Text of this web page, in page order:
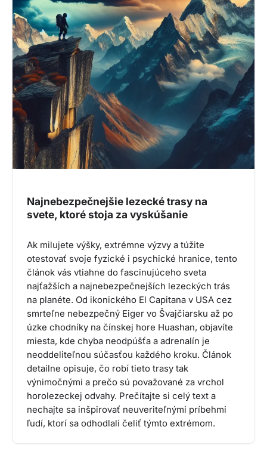
Najnebezpečnejšie lezecké trasy na
svete, ktoré stoja za vyskúšanie
Ak milujete výšky, extrémne výzvy a túžite
otestovať svoje fyzické i psychické hranice, tento
článok vás vtiahne do fascinujúceho sveta
najťažších a najnebezpečnejších lezeckých trás
na planéte. Od ikonického El Capitana v USA cez
smrteľne nebezpečný Eiger vo Švajčiarsku až po
úzke chodníky na čínskej hore Huashan, objavíte
miesta, kde chyba neodpúšťa a adrenalín je
neoddeliteľnou súčasťou každého kroku. Článok
detailne opisuje, čo robí tieto trasy tak
výnimočnými a prečo sú považované za vrchol
horolezeckej odvahy. Prečítajte si celý text a
nechajte sa inšpirovať neuveriteľnými príbehmi
ľudí, ktorí sa odhodlali čeliť týmto extrémom.